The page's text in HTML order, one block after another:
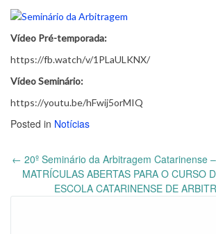
Vídeo Pré-temporada:
https://fb.watch/v/1PLaULKNX/
Vídeo Seminário:
https://youtu.be/hFwij5orMIQ
Posted in Notícias
Post
navigation
← 20º Seminário da Arbitragem Catarinense
MATRÍCULAS ABERTAS PARA O CURSO
ESCOLA CATARINENSE DE